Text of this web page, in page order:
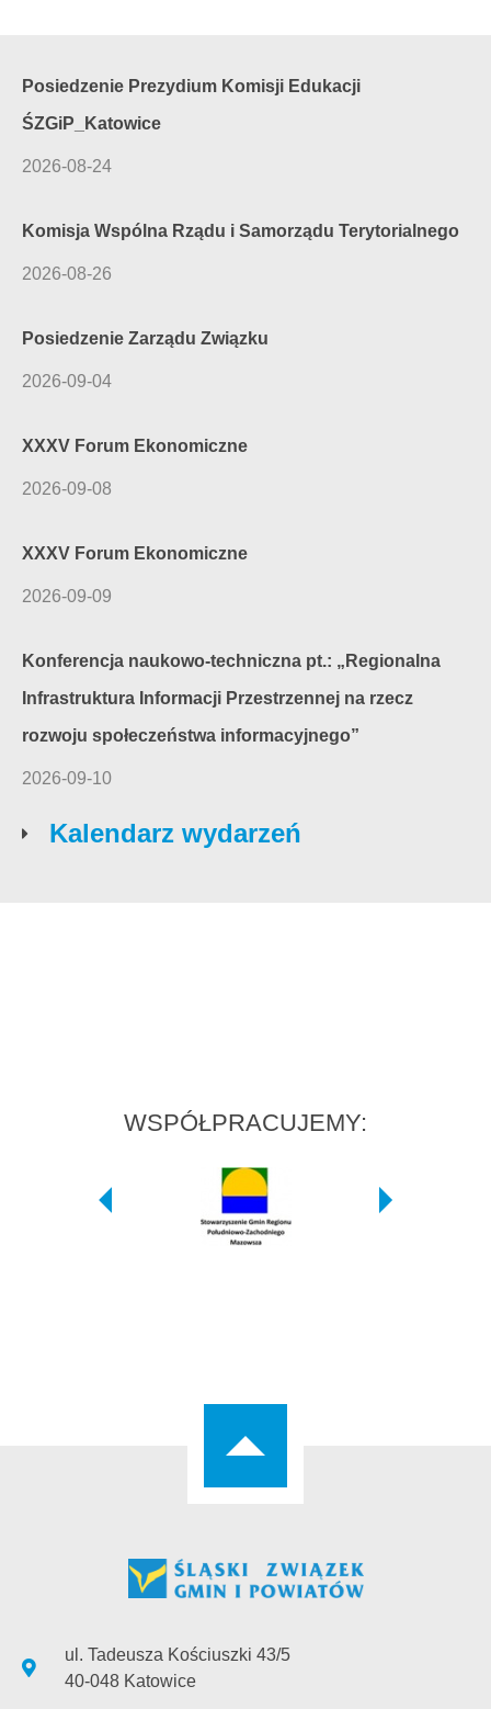
Posiedzenie Prezydium Komisji Edukacji
ŚZGiP_Katowice
2026-08-24
Komisja Wspólna Rządu i Samorządu Terytorialnego
2026-08-26
Posiedzenie Zarządu Związku
2026-09-04
XXXV Forum Ekonomiczne
2026-09-08
XXXV Forum Ekonomiczne
2026-09-09
Konferencja naukowo-techniczna pt.: „Regionalna
Infrastruktura Informacji Przestrzennej na rzecz
rozwoju społeczeństwa informacyjnego”
2026-09-10
Kalendarz wydarzeń
WSPÓŁPRACUJEMY:
ul. Tadeusza Kościuszki 43/5
40-048 Katowice